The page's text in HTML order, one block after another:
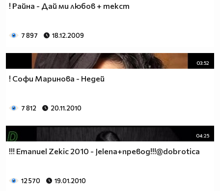
! Райна - Дай ми любов + текст
7 897 18.12.2009
03:52
! Софи Маринова - Недей
7 812 20.11.2010
04:25
!!! Emanuel Zekic 2010 - Jelena+превод!!!@dobrotica
12 570 19.01.2010